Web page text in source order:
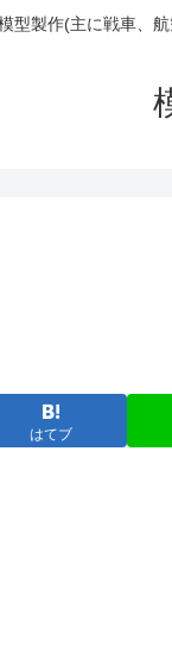
型製作(主に戦車、
はてブ